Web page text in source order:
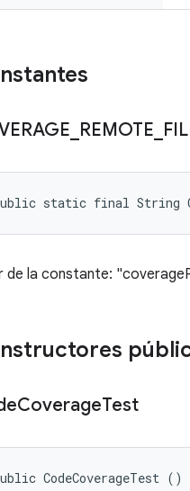
REMOTE
static final String
de la constante:
CoverageTest
CodeCoverageTest ()